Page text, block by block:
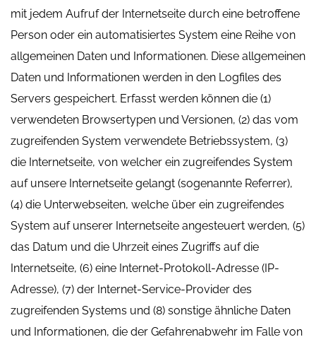
mit jedem Aufruf der Internetseite durch eine betroffene
Person oder ein automatisiertes System eine Reihe von
allgemeinen Daten und Informationen. Diese allgemeinen
Daten und Informationen werden in den Logfiles des
Servers gespeichert. Erfasst werden können die (1)
verwendeten Browsertypen und Versionen, (2) das vom
zugreifenden System verwendete Betriebssystem, (3)
die Internetseite, von welcher ein zugreifendes System
auf unsere Internetseite gelangt (sogenannte Referrer),
(4) die Unterwebseiten, welche über ein zugreifendes
System auf unserer Internetseite angesteuert werden, (5)
das Datum und die Uhrzeit eines Zugriffs auf die
Internetseite, (6) eine Internet-Protokoll-Adresse (IP-
Adresse), (7) der Internet-Service-Provider des
zugreifenden Systems und (8) sonstige ähnliche Daten
und Informationen, die der Gefahrenabwehr im Falle von